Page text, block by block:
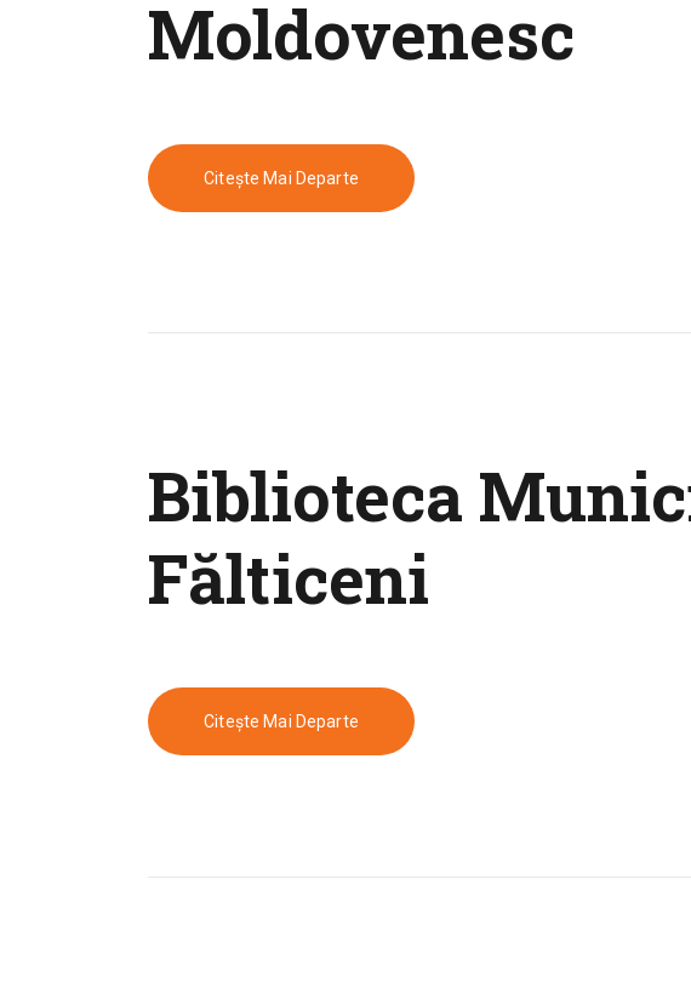
Moldovenesc
Citește Mai Departe
Biblioteca
Fălticeni
Citește Mai Departe